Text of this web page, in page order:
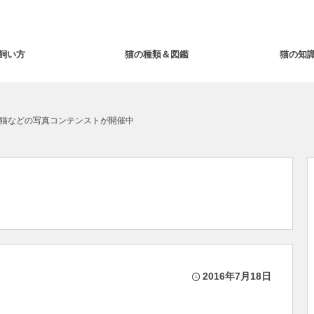
い方 猫の種類＆図鑑 猫の知
などの写真コンテンストが開催中
2016年7月18日